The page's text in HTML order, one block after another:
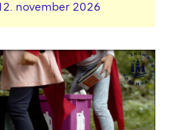
november 2026